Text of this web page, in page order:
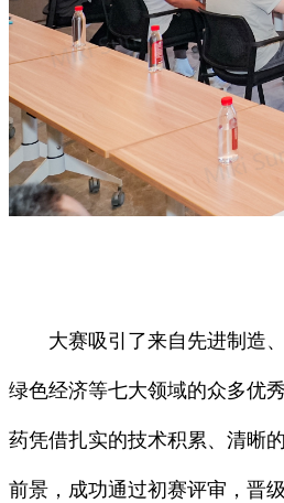
大赛吸引了来自先进制造、
绿色经济等七大领域的众多优
药凭借扎实的技术积累、清晰
前景，成功通过初赛评审，晋级